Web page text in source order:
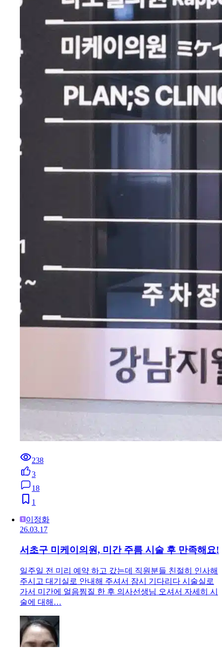
238
3
18
1
이정화
26.03.17
서초구 미케이의원, 미간 주름 시술 후 만족해요!
일주일 전 미리 예약 하고 갔는데 직원분들 친절히 인사해
주시고 대기실로 안내해 주셔서 잠시 기다리다 시술실로
가서 미간에 얼음찜질 한 후 의사선생님 오셔서 자세히 시
술에 대해…